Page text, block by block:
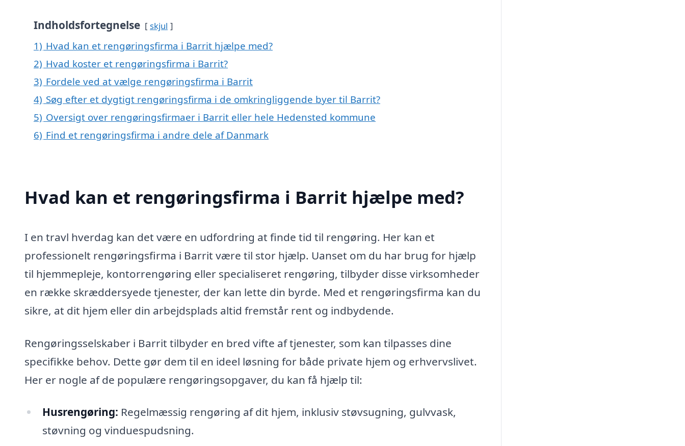
Indholdsfortegnelse skjul
1) Hvad kan et rengøringsfirma i Barrit hjælpe med?
2) Hvad koster et rengøringsfirma i Barrit?
3) Fordele ved at vælge rengøringsfirma i Barrit
4) Søg efter et dygtigt rengøringsfirma i de omkringliggende byer til Barrit?
5) Oversigt over rengøringsfirmaer i Barrit eller hele Hedensted kommune
6) Find et rengøringsfirma i andre dele af Danmark
Hvad kan et rengøringsfirma i Barrit hjælpe med?
I en travl hverdag kan det være en udfordring at finde tid til rengøring. Her kan et
professionelt rengøringsfirma i Barrit være til stor hjælp. Uanset om du har brug for hjælp
til hjemmepleje, kontorrengøring eller specialiseret rengøring, tilbyder disse virksomheder
en række skræddersyede tjenester, der kan lette din byrde. Med et rengøringsfirma kan du
sikre, at dit hjem eller din arbejdsplads altid fremstår rent og indbydende.
Rengøringsselskaber i Barrit tilbyder en bred vifte af tjenester, som kan tilpasses dine
specifikke behov. Dette gør dem til en ideel løsning for både private hjem og erhvervslivet.
Her er nogle af de populære rengøringsopgaver, du kan få hjælp til:
Husrengøring: Regelmæssig rengøring af dit hjem, inklusiv støvsugning, gulvvask,
støvning og vinduespudsning.